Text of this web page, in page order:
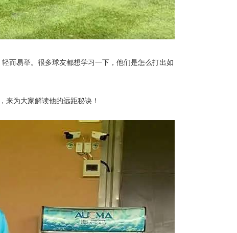
而易举。很多球友都想学习一下，他们是怎么打出如
，来为大家解读他的远距秘诀！